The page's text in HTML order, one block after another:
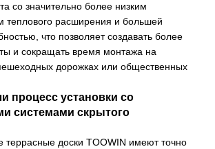
со значительно более низким
теплового расширения и большей
что позволяет создавать более
и сокращать время монтажа на
дорожках или общественных
процесс установки со
системами скрытого
террасные доски TOOWIN имеют точно